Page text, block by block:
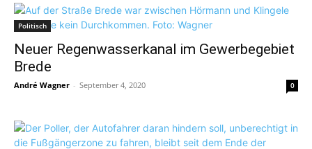
Politisch
Neuer Regenwasserkanal im Gewerbegebiet
Brede
André Wagner - September 4, 2020 0